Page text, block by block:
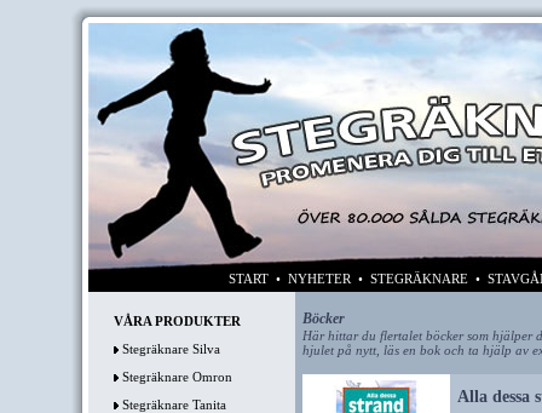
START • NYHETER • STEGRÄKNARE •
VÅRA PRODUKTER
Stegräknare Silva
Stegräknare Omron
Stegräknare Tanita
Böcker
Här hittar du flertalet böcker som hjälper
hjulet på nytt, läs en bok och ta hjälp av
Alla dessa